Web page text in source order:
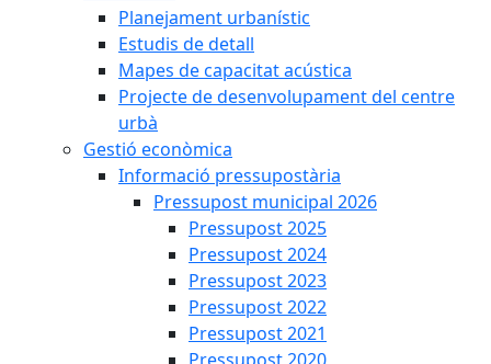
Planejament urbanístic
Estudis de detall
Mapes de capacitat acústica
Projecte de desenvolupament del centre
urbà
Gestió econòmica
Informació pressupostària
Pressupost municipal 2026
Pressupost 2025
Pressupost 2024
Pressupost 2023
Pressupost 2022
Pressupost 2021